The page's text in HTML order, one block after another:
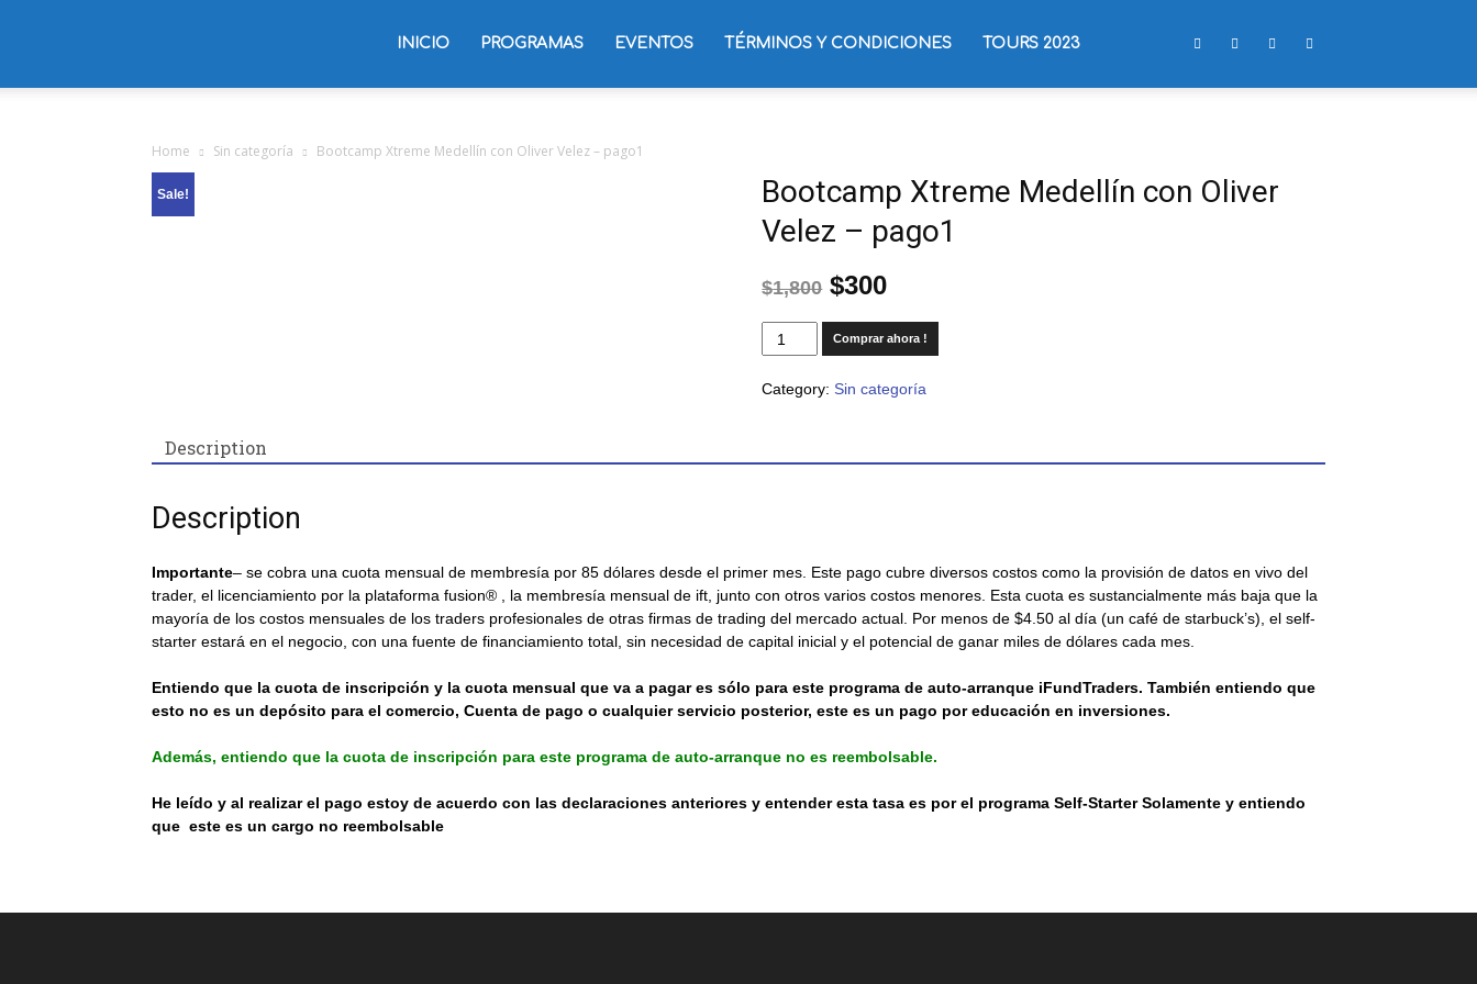
Velez
INICIO PROGRAMAS EVENTOS TÉRMINOS Y CONDICIONES TOURS 2023
Home Sin categoría Bootcamp Xtreme Medellín con Oliver Velez – pago1
Sale!
Bootcamp Xtreme Medellín con Oliver
Velez – pago1
$1,800 $300
Comprar ahora !
Category:Sin categoría
Description
Description
Importante– se cobra una cuota mensual de membresía por 85 dólares desde el primer mes. Este pago cubre diversos costos como la provisión de datos en vivo del
trader, el licenciamiento por la plataforma fusion® , la membresía mensual de ift, junto con otros varios costos menores. Esta cuota es sustancialmente más baja que la
mayoría de los costos mensuales de los traders profesionales de otras firmas de trading del mercado actual. Por menos de $4.50 al día (un café de starbuck’s), el self-
starter estará en el negocio, con una fuente de financiamiento total, sin necesidad de capital inicial y el potencial de ganar miles de dólares cada mes.
Entiendo que la cuota de inscripción y la cuota mensual que va a pagar es sólo para este programa de auto-arranque iFundTraders. También entiendo que
esto no es un depósito para el comercio, Cuenta de pago o cualquier servicio posterior, este es un pago por educación en inversiones.
Además, entiendo que la cuota de inscripción para este programa de auto-arranque no es reembolsable.
He leído y al realizar el pago estoy de acuerdo con las declaraciones anteriores y entender esta tasa es por el programa Self-Starter Solamente y entiendo
que este es un cargo no reembolsable